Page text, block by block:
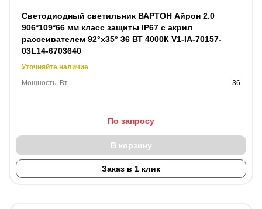
Светодиодный светильник ВАРТОН Айрон 2.0
906*109*66 мм класс защиты IP67 с акрил
рассеивателем 92°x35° 36 ВТ 4000К V1-IA-70157-
03L14-6703640
Уточняйте наличие
Мощность, Вт
36
По запросу
В корзину
Заказ в 1 клик